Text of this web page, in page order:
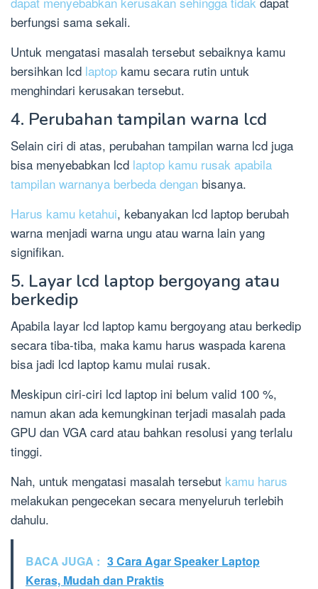
berfungsi sama sekali.
Untuk mengatasi masalah tersebut sebaiknya kamu
bersihkan lcd laptop kamu secara rutin untuk
menghindari kerusakan tersebut.
4. Perubahan tampilan warna lcd
Selain ciri di atas, perubahan tampilan warna lcd juga
bisa menyebabkan lcd laptop kamu rusak apabila
tampilan warnanya berbeda dengan bisanya.
Harus kamu ketahui, kebanyakan lcd laptop berubah
warna menjadi warna ungu atau warna lain yang
signifikan.
5. Layar lcd laptop bergoyang atau
berkedip
Apabila layar lcd laptop kamu bergoyang atau berkedip
secara tiba-tiba, maka kamu harus waspada karena
bisa jadi lcd laptop kamu mulai rusak.
Meskipun ciri-ciri lcd laptop ini belum valid 100 %,
namun akan ada kemungkinan terjadi masalah pada
GPU dan VGA card atau bahkan resolusi yang terlalu
tinggi.
Nah, untuk mengatasi masalah tersebut kamu harus
melakukan pengecekan secara menyeluruh terlebih
dahulu.
BACA JUGA : 3 Cara Agar Speaker Laptop
Keras, Mudah dan Praktis